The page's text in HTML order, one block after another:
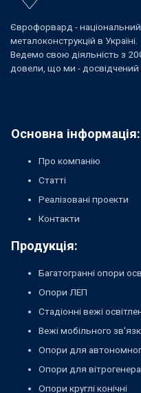
Єврофорвард -
металоконструкцій в Україні.
Ведемо свою діяльність з
довели, що ми - досвідчений
Основна інформація:
Про компанію
Статті
Реалізовані проекти
Контакти
Продукція:
Багатогранні опори
Опори ЛЕП
Стадіонні вежі
Вежі мобільного
Опори для
Опори для
Опори круглі конічні